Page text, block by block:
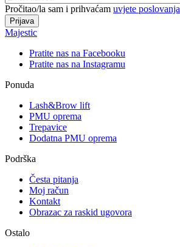
Pročitao/la sam i prihvaćam uvjete poslovanja
Majestic
Pratite nas na Facebooku
Pratite nas na Instagramu
Ponuda
Lash&Brow lift
PMU oprema
Trepavice
Dodatna PMU oprema
Podrška
Česta pitanja
Moj račun
Kontakt
Obrazac za raskid ugovora
Ostalo